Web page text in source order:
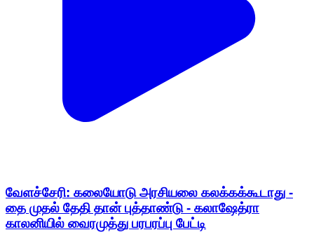
வேளச்சேரி: கலையோடு அரசியலை கலக்கக்கூடாது -
தை முதல் தேதி தான் புத்தாண்டு - கலாஷேத்ரா
காலனியில் வைரமுத்து பரபரப்பு பேட்டி